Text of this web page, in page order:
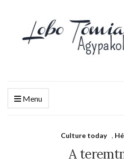
Menu
Culture today ,
A